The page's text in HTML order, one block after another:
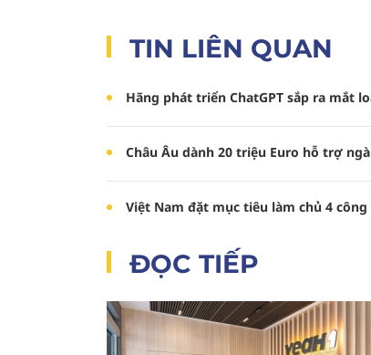
TIN LIÊN QUAN
Hãng phát triển ChatGPT sắp ra mắt
Châu Âu dành 20 triệu Euro hỗ trợ
Việt Nam đặt mục tiêu làm chủ 4
ĐỌC TIẾP